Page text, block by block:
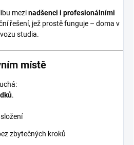
mezinadšenci i profesionálními
řešení, jež prostě funguje – doma v
studia.
místě
.
zbytečných kroků